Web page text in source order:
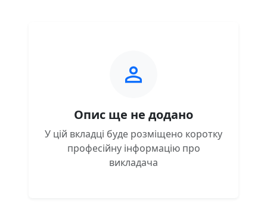
Опис ще не додано
У цій вкладці буде розміщено коротку
професійну інформацію про
викладача